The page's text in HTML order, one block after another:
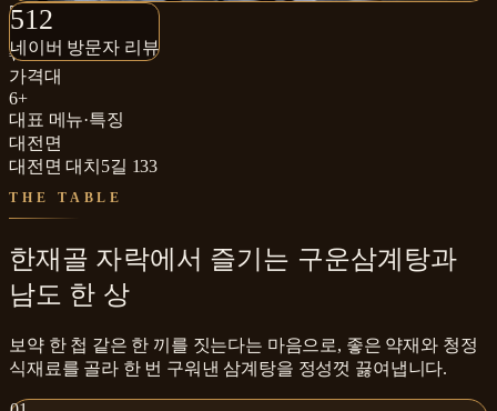
512
네이버 방문자 리뷰
512+
네이버 방문자 리뷰
₩₩
가격대
6+
대표 메뉴·특징
대전면
대전면 대치5길 133
THE TABLE
한재골 자락에서 즐기는 구운삼계탕과
남도 한 상
보약 한 첩 같은 한 끼를 짓는다는 마음으로, 좋은 약재와 청정
식재료를 골라 한 번 구워낸 삼계탕을 정성껏 끓여냅니다.